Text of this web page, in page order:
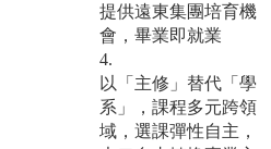
提供遠東集團培育機
會，畢業即就業
4.
以「主修」替代「學
系」，課程多元跨領
域，選課彈性自主，